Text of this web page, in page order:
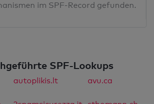
im SPF-Record gefunden.
SPF-Lookups
autoplikis.lt avu.ca